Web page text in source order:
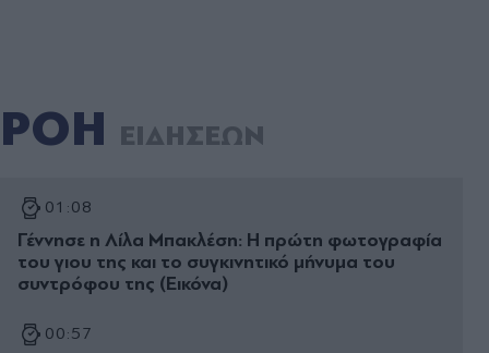
ΡΟΗ ΕΙΔΗΣΕΩΝ
01:08
Γέννησε η Λίλα Μπακλέση: Η πρώτη φωτογραφία
του γιου της και το συγκινητικό μήνυμα του
συντρόφου της (Εικόνα)
00:57